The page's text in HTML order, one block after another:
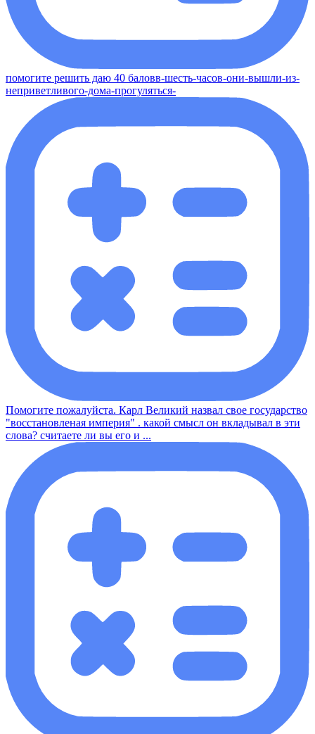
помогите решить даю 40 баловв-шесть-часов-они-вышли-из-
неприветливого-дома-прогуляться-
Помогите пожалуйста. Карл Великий назвал свое государство
"восстановленая империя" . какой смысл он вкладывал в эти
слова? считаете ли вы его и ...